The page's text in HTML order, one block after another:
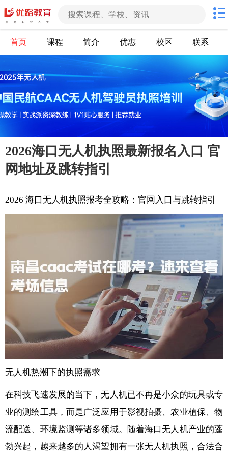
首页 课程 简介 优惠 校区 联系
2026海口无人机执照最新报名入口 官
网地址及跳转指引
2026 海口无人机执照报考全攻略：官网入口与跳转指引
无人机热潮下的执照需求
在科技飞速发展的当下，无人机已不再是小众的玩具或专
业的测绘工具，而是广泛应用于影视拍摄、农业植保、物
流配送、环境监测等诸多领域。随着海口无人机产业的蓬
勃兴起，越来越多的人渴望拥有一张无人机执照，合法合